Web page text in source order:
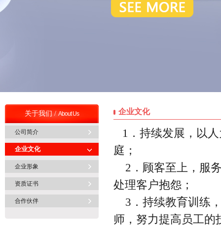
关于我们 /About Us
公司简介
企业文化
企业形象
资质证书
合作伙伴
企业文化
1．持续发展，以
庭；
2．顾客至上，服
处理客户抱怨；
3．持续教育训练
师，努力提高员工的